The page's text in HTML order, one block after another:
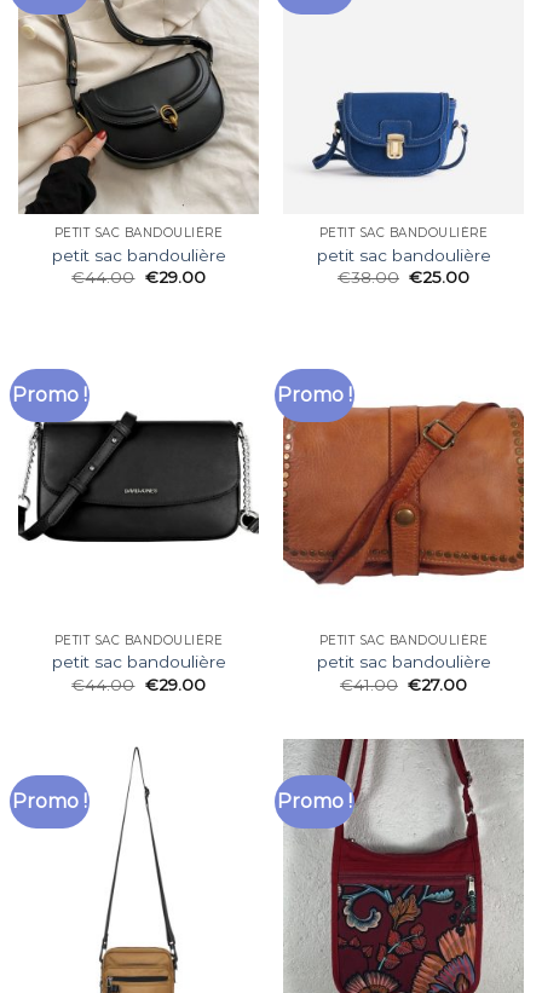
PETIT SAC BANDOULIÈRE
petit sac bandoulière
€44.00 €29.00
PETIT SAC BANDOULIÈRE
petit sac bandoulière
€38.00 €25.00
Promo !
PETIT SAC BANDOULIÈRE
petit sac bandoulière
€44.00 €29.00
Promo !
PETIT SAC BANDOULIÈRE
petit sac bandoulière
€41.00 €27.00
Promo ! Promo !